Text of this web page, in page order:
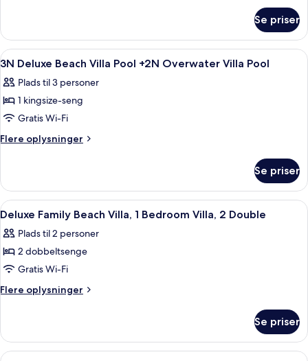
Pool,
2
Bedroom
Villa,
Ocean
View
Bedroom
Villa
-
2
Bedroom
Ocean
View
Se priser
Indlæs
alle
billeder
af
3N
Deluxe
Pool
+2N
Overwater
Villa
Pool
4
3N Deluxe Beach Villa Pool +2N Overwater Villa Pool
Plads til 3 personer
1 kingsize-seng
Gratis Wi-Fi
Flere oplysninger
Flere
Deluxe
Beach
Villa
+2N
Overwater
Pool
Se priser
Indlæs
alle
billeder
af
Deluxe
Family
1
Bedroom
4
Deluxe Family Beach Villa, 1 Bedroom Villa, 2 Double
Plads til 2 personer
2 dobbeltsenge
Gratis Wi-Fi
Flere oplysninger
Flere
Family
Beach
Se priser